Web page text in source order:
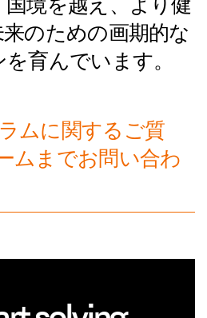
境を越え、より健
のための画期的な
育んでいます。
ムに関するご質
ムまでお問い合わ